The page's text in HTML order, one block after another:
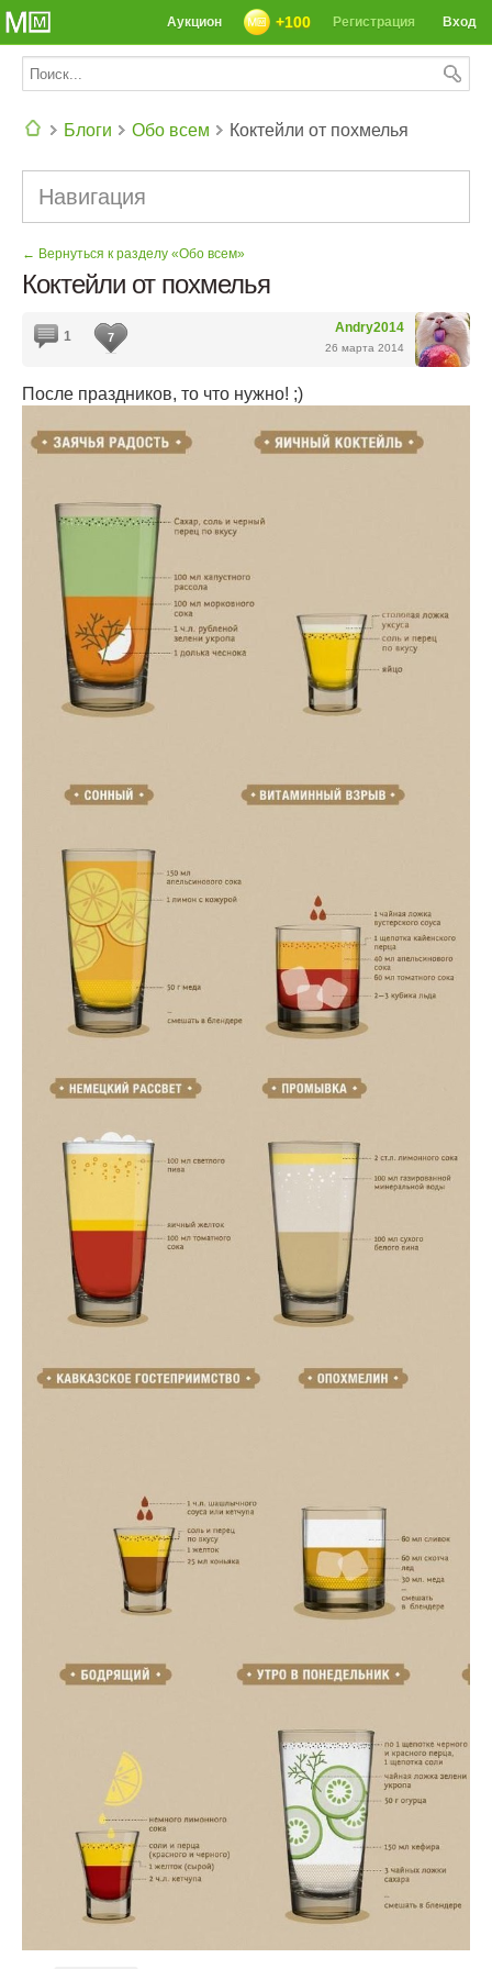
СЕГОДНЯ: 39142 РЕЦЕПТА
Вход
Регистрация
+100
Аукцион
Блоги Обо всем Коктейли от похмелья
Навигация
← Вернуться к разделу «Обо всем»
Коктейли от похмелья
Andry2014
26 марта 2014
1 7
После праздников, то что нужно! ;)